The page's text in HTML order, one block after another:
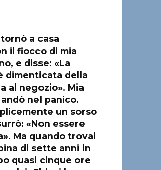
a casa
il fiocco di mia
e disse: «La
dimenticata della
al negozio». Mia
nel panico.
un sorso
«Non essere
Ma quando trovai
di sette anni in
quasi cinque ore